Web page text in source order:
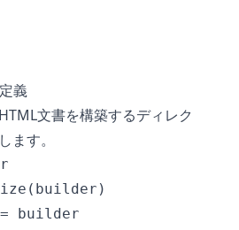
義
文書を構築するディレク
ます。
builder